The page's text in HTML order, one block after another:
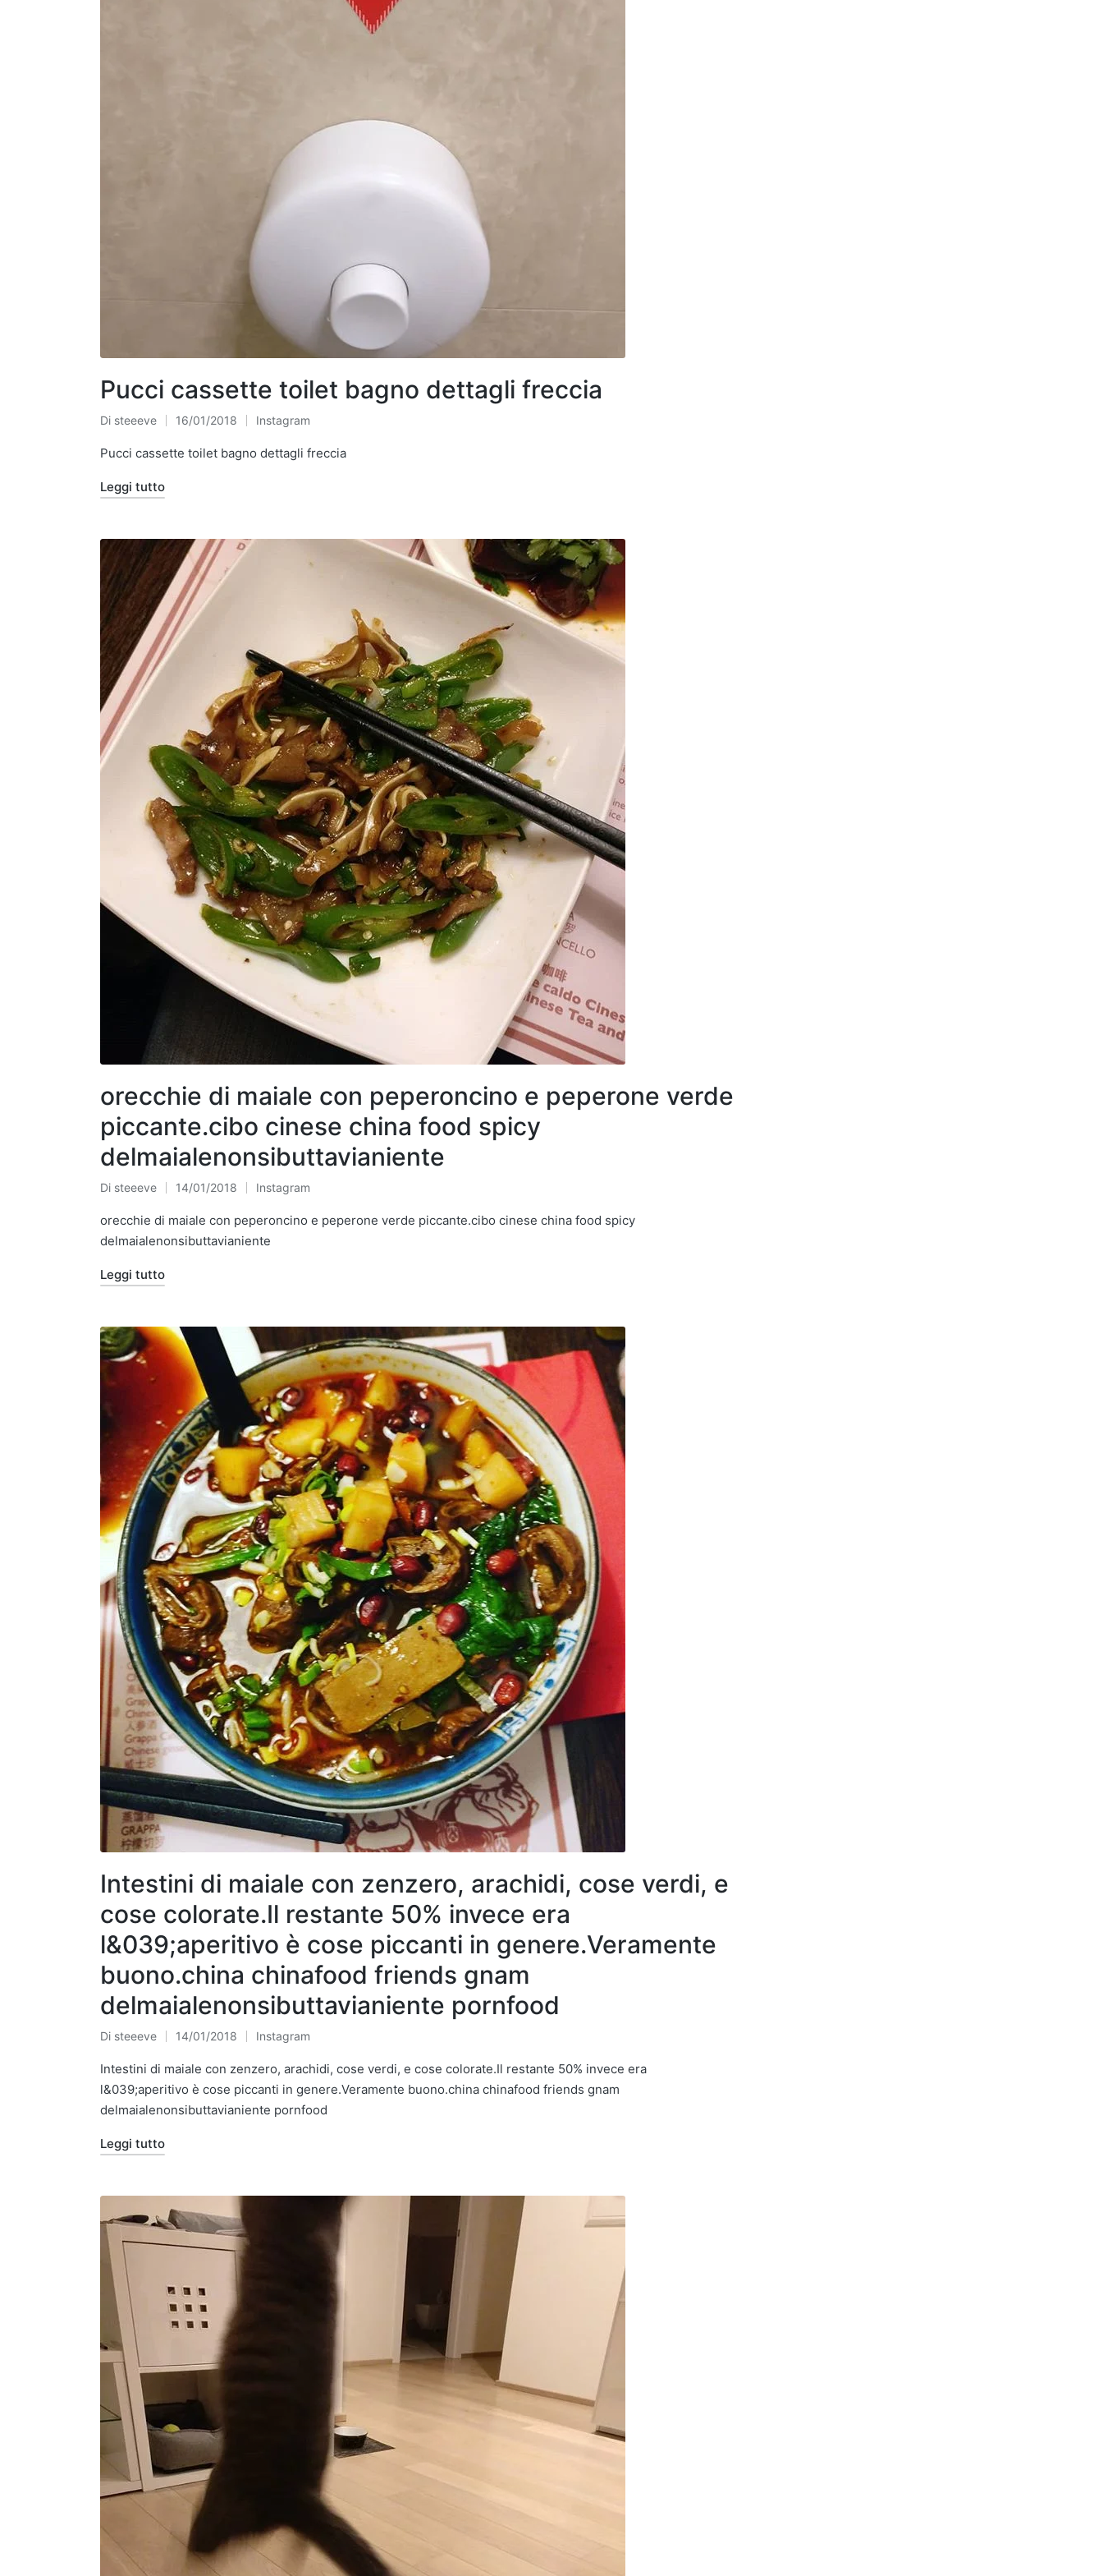
Pucci cassette toilet bagno dettagli freccia
Pubblicato
da
Di steeeve 16/01/2018
Pubblicato
in
Instagram
Pucci cassette toilet bagno dettagli freccia
Leggi tutto
orecchie di maiale con peperoncino e peperone verde
piccante.cibo cinese china food spicy
delmaialenonsibuttavianiente
Pubblicato
da
Di steeeve 14/01/2018
Pubblicato
in
Instagram
orecchie di maiale con peperoncino e peperone verde piccante.cibo cinese china food spicy
delmaialenonsibuttavianiente
Leggi tutto
Intestini di maiale con zenzero, arachidi, cose verdi, e
cose colorate.Il restante 50% invece era
l&039;aperitivo è cose piccanti in genere.Veramente
buono.china chinafood friends gnam
delmaialenonsibuttavianiente pornfood
Pubblicato
da
Di steeeve 14/01/2018
Pubblicato
in
Instagram
Intestini di maiale con zenzero, arachidi, cose verdi, e cose colorate.Il restante 50% invece era
l&039;aperitivo è cose piccanti in genere.Veramente buono.china chinafood friends gnam
delmaialenonsibuttavianiente pornfood
Leggi tutto